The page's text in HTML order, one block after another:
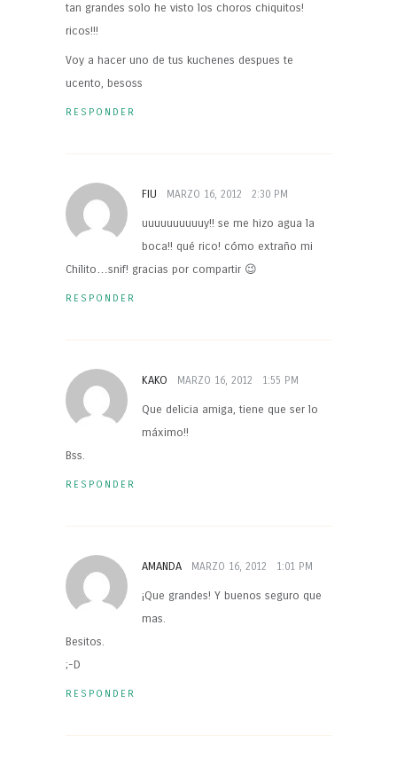
tan grandes solo he visto los choros chiquitos!
ricos!!!
Voy a hacer uno de tus kuchenes despues te
ucento, besoss
RESPONDER
FIU MARZO 16, 2012 2:30 PM
uuuuuuuuuuy!! se me hizo agua la
boca!! qué rico! cómo extraño mi
Chilito…snif! gracias por compartir 😉
RESPONDER
KAKO MARZO 16, 2012 1:55 PM
Que delicia amiga, tiene que ser lo
máximo!!
Bss.
RESPONDER
AMANDA MARZO 16, 2012 1:01 PM
¡Que grandes! Y buenos seguro que
mas.
Besitos.
;-D
RESPONDER